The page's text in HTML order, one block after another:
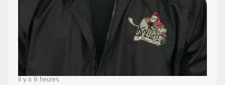
Il y a 8 heures